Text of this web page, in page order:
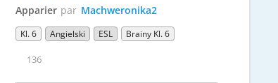
Apparier par Machweronika2
Kl. 6 Angielski ESL Brainy Kl. 6
136